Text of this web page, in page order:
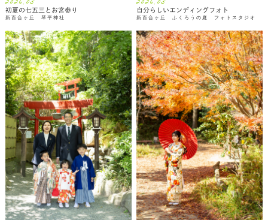
2026.05
初夏の七五三とお宮参り
新百合ヶ丘 琴平神社
2026.05
自分らしいエンディングフォト
新百合ヶ丘 ふくろうの庭 フォトスタジオ